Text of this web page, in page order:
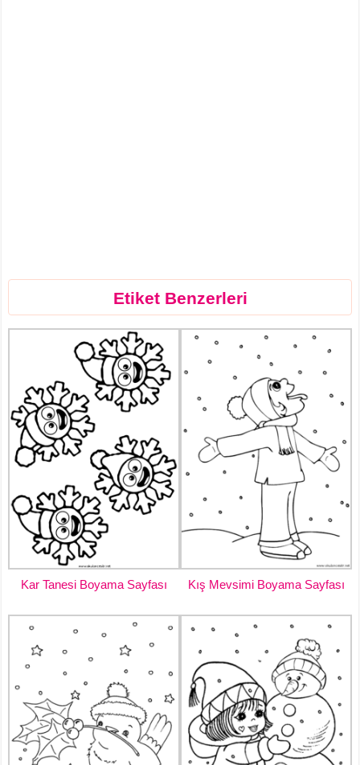
Etiket Benzerleri
Kar Tanesi Boyama Sayfası Kış Mevsimi Boyama Sayfası